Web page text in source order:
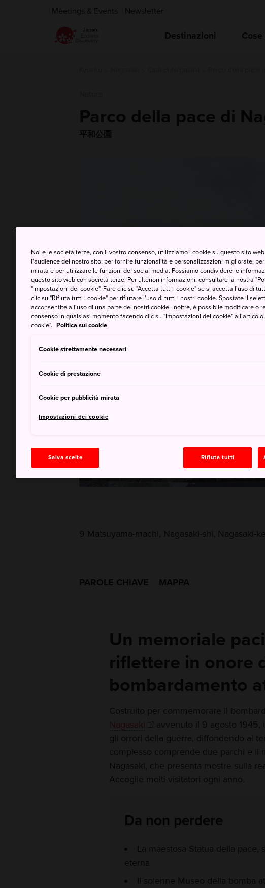
Meetings & Events Newsletter
Destinazioni
Parco della pace di
平和公園
9 Matsuyama-machi, Nagasaki-shi, Nagasaki-
PAROLE CHIAVE MAPPA
Un memoriale
riflettere in onore
bombardamento
Costruito per commemorare il
Nagasaki
avvenuto il 9 agosto 1945,
gli orrori della guerra, diffondendo al
complesso comprende due parchi e il
Nagasaki, che presenta mostre sulla
Accoglie molti visitatori ogni anno.
Da non perdere
La maestosa Statua della
eterna
Il solenne Museo della bomba
Noi e le società terze, con il vostro consenso, utilizziamo i cookie su questo sito
l'audience del nostro sito, per fornire funzionalità e personalizzazioni migliorate,
mirata e per utilizzare le funzioni dei social media. Possiamo condividere le
questo sito web con società terze. Per ulteriori informazioni, consultare la nostra
"Impostazioni dei cookie". Fare clic su "Accetta tutti i cookie" se si accetta l'uso di
clic su "Rifiuta tutti i cookie" per rifiutare l'uso di tutti i nostri cookie. Spostate il
acconsentite all'uso di una parte dei nostri cookie. Inoltre, è possibile modificare o
consenso in qualsiasi momento facendo clic su "Impostazioni dei cookie"
cookie". Politica sui cookie
Cookie strettamente necessari
Cookie di prestazione
Cookie per pubblicità mirata
Impostazioni dei cookie
Salva scelte Rifiuta tutti